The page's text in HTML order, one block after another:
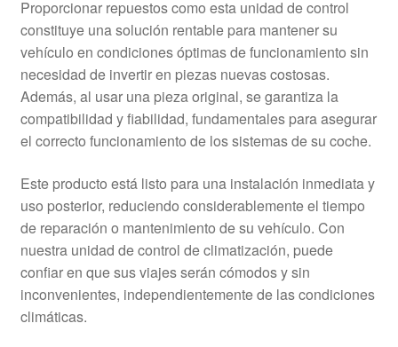
Proporcionar repuestos como esta unidad de control
constituye una solución rentable para mantener su
vehículo en condiciones óptimas de funcionamiento sin
necesidad de invertir en piezas nuevas costosas.
Además, al usar una pieza original, se garantiza la
compatibilidad y fiabilidad, fundamentales para asegurar
el correcto funcionamiento de los sistemas de su coche.
Este producto está listo para una instalación inmediata y
uso posterior, reduciendo considerablemente el tiempo
de reparación o mantenimiento de su vehículo. Con
nuestra unidad de control de climatización, puede
confiar en que sus viajes serán cómodos y sin
inconvenientes, independientemente de las condiciones
climáticas.